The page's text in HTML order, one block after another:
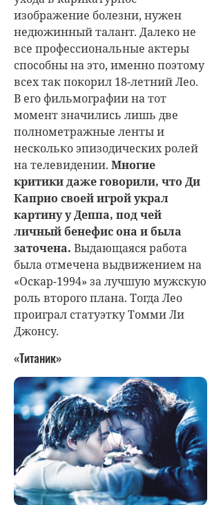
изображение болезни, нужен
недюжинный талант. Далеко не
все профессиональные актеры
способны на это, именно поэтому
всех так покорил 18-летний Лео.
В его фильмографии на тот
момент значились лишь две
полнометражные ленты и
несколько эпизодических ролей
на телевидении. Многие
критики даже говорили, что Ди
Каприо своей игрой украл
картину у Деппа, под чей
личный бенефис она и была
заточена. Выдающаяся работа
была отмечена выдвижением на
«Оскар-1994» за лучшую мужскую
роль второго плана. Тогда Лео
проиграл статуэтку Томми Ли
Джонсу.
«Титаник»